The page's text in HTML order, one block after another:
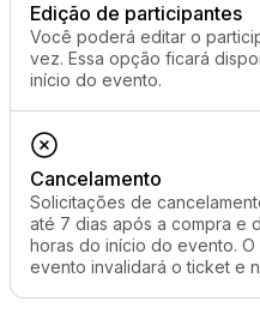
Edição de participantes
Você poderá editar o
vez. Essa opção ficará
início do evento.
Cancelamento
Solicitações de
até 7 dias após a compra e
horas do início do evento.
evento invalidará o ticket e